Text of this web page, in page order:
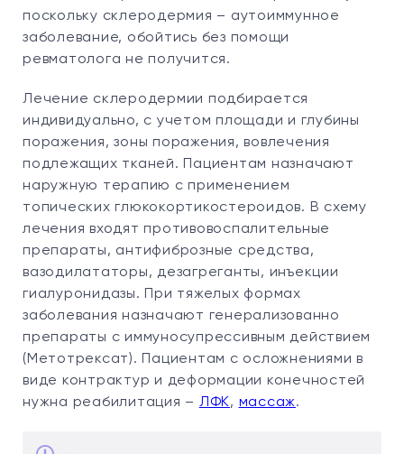
поскольку склеродермия – аутоиммунное
заболевание, обойтись без помощи
ревматолога не получится.
Лечение склеродермии подбирается
индивидуально, с учетом площади и глубины
поражения, зоны поражения, вовлечения
подлежащих тканей. Пациентам назначают
наружную терапию с применением
топических глюкокортикостероидов. В схему
лечения входят противовоспалительные
препараты, антифиброзные средства,
вазодилататоры, дезагреганты, инъекции
гиалуронидазы. При тяжелых формах
заболевания назначают генерализованно
препараты с иммуносупрессивным действием
(Метотрексат). Пациентам с осложнениями в
виде контрактур и деформации конечностей
нужна реабилитация – ЛФК, массаж.